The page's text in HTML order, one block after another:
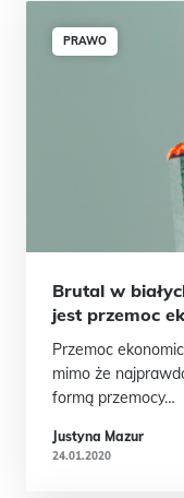
PRAWO
Brutal w
jest przemoc
Przemoc
mimo że
formą przemocy…
Justyna Mazur
24.01.2020